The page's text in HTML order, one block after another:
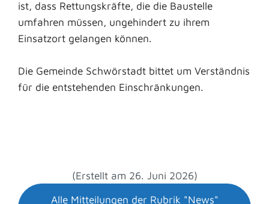
ist, dass Rettungskräfte, die die Baustelle
umfahren müssen, ungehindert zu ihrem
Einsatzort gelangen können.
Die Gemeinde Schwörstadt bittet um Verständnis
für die entstehenden Einschränkungen.
(Erstellt am 26. Juni 2026)
Alle Mitteilungen der Rubrik "News"